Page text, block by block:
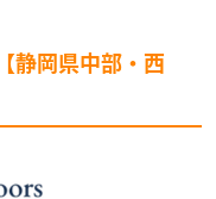
静岡県中部・西